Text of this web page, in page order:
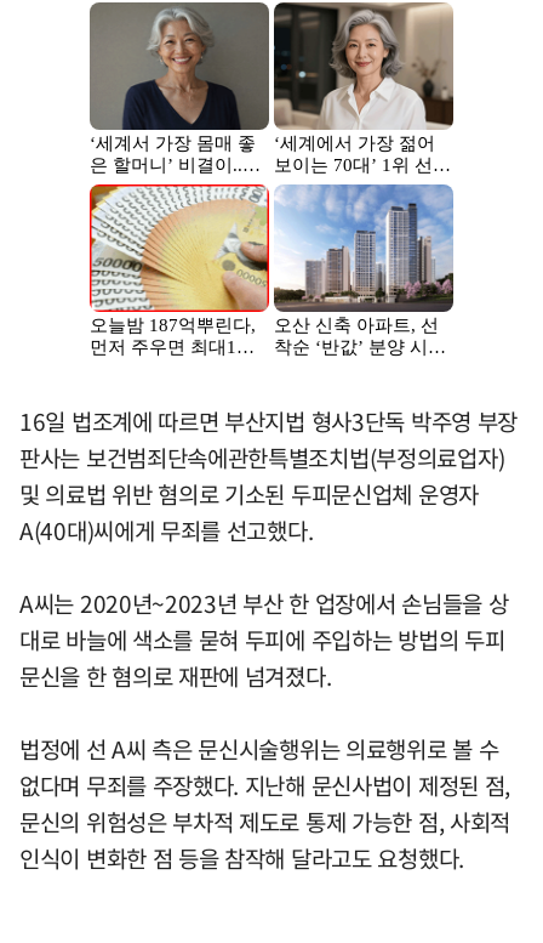
16일 법조계에 따르면 부산지법 형사3단독 박주영 부장
판사는 보건범죄단속에관한특별조치법(부정의료업자)
및 의료법 위반 혐의로 기소된 두피문신업체 운영자
A(40대)씨에게 무죄를 선고했다.
A씨는 2020년~2023년 부산 한 업장에서 손님들을 상
대로 바늘에 색소를 묻혀 두피에 주입하는 방법의 두피
문신을 한 혐의로 재판에 넘겨졌다.
법정에 선 A씨 측은 문신시술행위는 의료행위로 볼 수
없다며 무죄를 주장했다. 지난해 문신사법이 제정된 점,
문신의 위험성은 부차적 제도로 통제 가능한 점, 사회적
인식이 변화한 점 등을 참작해 달라고도 요청했다.